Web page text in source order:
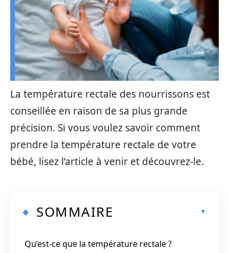
La température rectale des nourrissons est
conseillée en raison de sa plus grande
précision. Si vous voulez savoir comment
prendre la température rectale de votre
bébé, lisez l’article à venir et découvrez-le.
SOMMAIRE
Qu’est-ce que la température rectale ?